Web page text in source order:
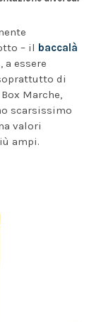
– il baccalà
essere
di
Marche,
scarsissimo
valori
ampi.